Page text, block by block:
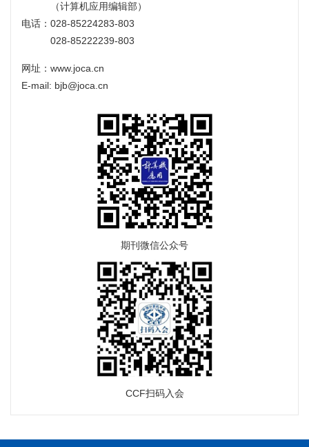
（计算机应用编辑部）
电话：028-85224283-803
028-85222239-803
网址：www.joca.cn
E-mail: bjb@joca.cn
期刊微信公众号
CCF扫码入会